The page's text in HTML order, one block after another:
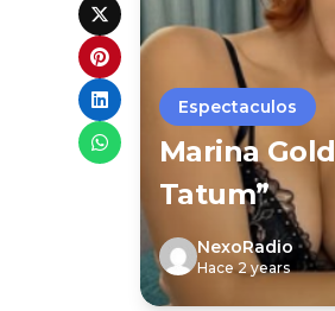
Espectaculos
Marina
Tatum”
NexoRadio
Hace 2 years